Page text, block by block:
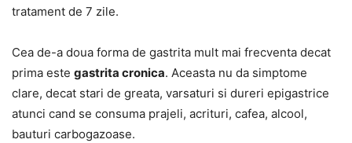
tratament de 7 zile.
Cea de-a doua forma de gastrita mult mai frecventa decat
prima este gastrita cronica. Aceasta nu da simptome
clare, decat stari de greata, varsaturi si dureri epigastrice
atunci cand se consuma prajeli, acrituri, cafea, alcool,
bauturi carbogazoase.